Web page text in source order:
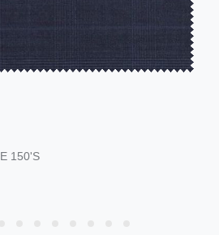
150'S